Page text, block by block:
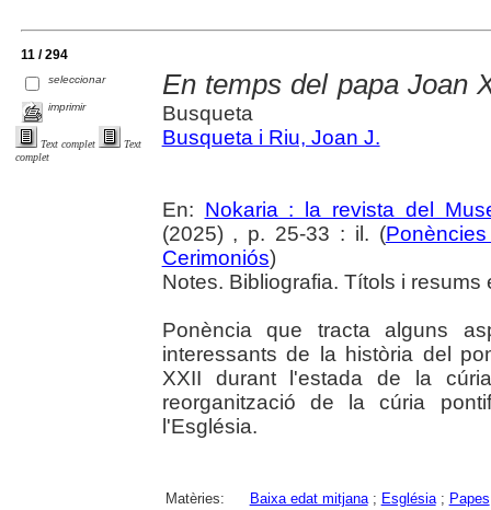
11 / 294
seleccionar
imprimir
Text complet
Text
complet
En temps del papa Joan
Busqueta
Busqueta i Riu, Joan J.
En: Nokaria : la revista del
(2025) , p. 25-33 : il. (
Cerimoniós)
Notes. Bibliografia. Títols i resums
Ponència que tracta alguns
interessants de la història del
XXII durant l'estada de la
reorganització de la cúria
l'Església.
Matèries: Baixa edat mitjana; Església; Papes